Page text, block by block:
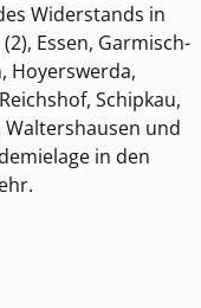
Widerstands in
Essen, Garmisch-
Hoyerswerda,
Schipkau,
und
in den